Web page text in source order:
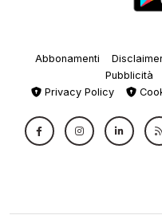
Abbonamenti
Pubblicità
Privacy Policy